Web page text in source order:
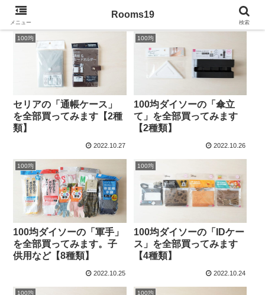
100均
セリアの「通帳ケース」
を全部買ってみます【2種
類】
2022.10.27
100均
100均ダイソーの「傘立
て」を全部買ってみます
【2種類】
2022.10.26
100均
100均ダイソーの「軍手」
を全部買ってみます。子
供用など【8種類】
2022.10.25
100均
100均ダイソーの「IDケー
ス」を全部買ってみます
【4種類】
2022.10.24
100均 100均
メニュー
Rooms19
検索